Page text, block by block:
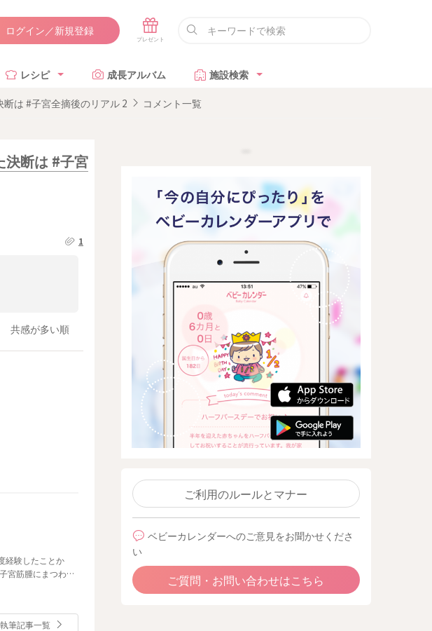
ログイン／新規登録
レシピ 成長アルバム 施設検索
は #子宮全摘後のリアル 2 コメント一覧
決断は #子宮
1
共感が多い順
経験したことか
宮筋腫にまつわる
執筆記事一覧
ご利用のルールとマナー
ベビーカレンダーへのご意見をお聞かせくださ
い
ご質問・お問い合わせはこちら